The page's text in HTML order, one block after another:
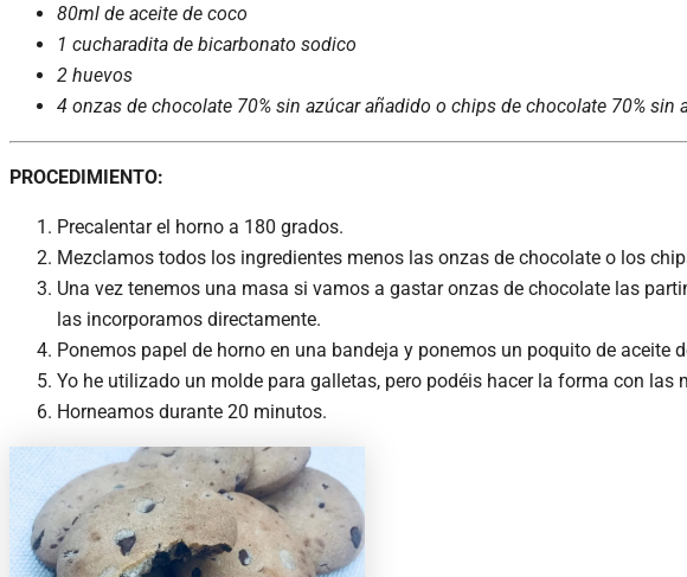
80ml de aceite de coco
1 cucharadita de bicarbonato sodico
2 huevos
4 onzas de chocolate 70% sin azúcar añadido o chips de chocolate 70% sin
PROCEDIMIENTO:
Precalentar el horno a 180 grados.
Mezclamos todos los ingredientes menos las onzas de chocolate o los
Una vez tenemos una masa si vamos a gastar onzas de chocolate las
las incorporamos directamente.
Ponemos papel de horno en una bandeja y ponemos un poquito de aceite
Yo he utilizado un molde para galletas, pero podéis hacer la forma con las
Horneamos durante 20 minutos.